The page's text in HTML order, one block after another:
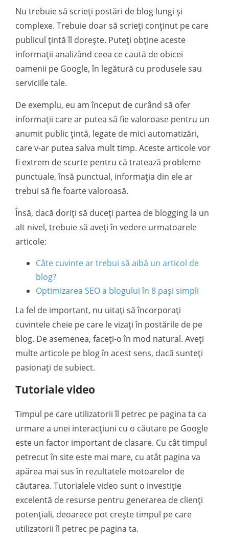
Nu trebuie să scrieți postări de blog lungi și
complexe. Trebuie doar să scrieți conținut pe care
publicul țintă îl dorește. Puteți obține aceste
informații analizând ceea ce caută de obicei
oamenii pe Google, în legătură cu produsele sau
serviciile tale.
De exemplu, eu am început de curând să ofer
informații care ar putea să fie valoroase pentru un
anumit public țintă, legate de mici automatizări,
care v-ar putea salva mult timp. Aceste articole vor
fi extrem de scurte pentru că tratează probleme
punctuale, însă punctual, informația din ele ar
trebui să fie foarte valoroasă.
Însă, dacă doriți să duceți partea de blogging la un
alt nivel, trebuie să aveți în vedere urmatoarele
articole:
Câte cuvinte ar trebui să aibă un articol de
blog?
Optimizarea SEO a blogului în 8 pași simpli
La fel de important, nu uitați să încorporați
cuvintele cheie pe care le vizați în postările de pe
blog. De asemenea, faceți-o în mod natural. Aveți
multe articole pe blog în acest sens, dacă sunteți
pasionați de subiect.
Tutoriale video
Timpul pe care utilizatorii îl petrec pe pagina ta ca
urmare a unei interacțiuni cu o căutare pe Google
este un factor important de clasare. Cu cât timpul
petrecut în site este mai mare, cu atât pagina va
apărea mai sus în rezultatele motoarelor de
căutarea. Tutorialele video sunt o investiție
excelentă de resurse pentru generarea de clienți
potențiali, deoarece pot crește timpul pe care
utilizatorii îl petrec pe pagina ta.